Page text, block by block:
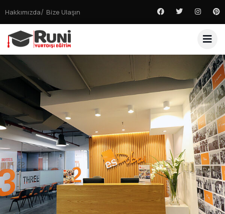
Hakkımızda Bize Ulaşın